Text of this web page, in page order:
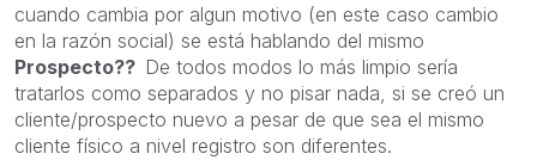
cuando cambia por algun motivo (en este caso cambio
en la razón social) se está hablando del mismo
Prospecto?? De todos modos lo más limpio sería
tratarlos como separados y no pisar nada, si se creó un
cliente/prospecto nuevo a pesar de que sea el mismo
cliente físico a nivel registro son diferentes.